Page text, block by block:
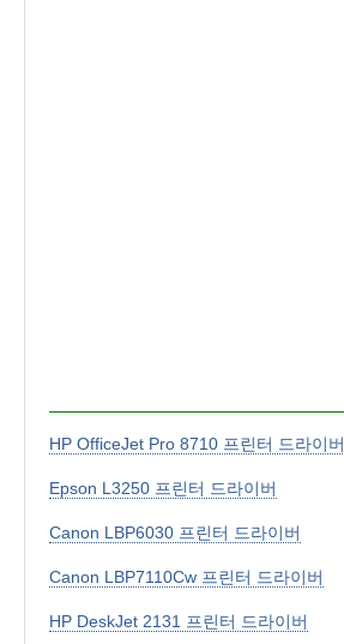
HP OfficeJet Pro 8710 프린터 드라이버
Epson L3250 프린터 드라이버
Canon LBP6030 프린터 드라이버
Canon LBP7110Cw 프린터 드라이버
HP DeskJet 2131 프린터 드라이버